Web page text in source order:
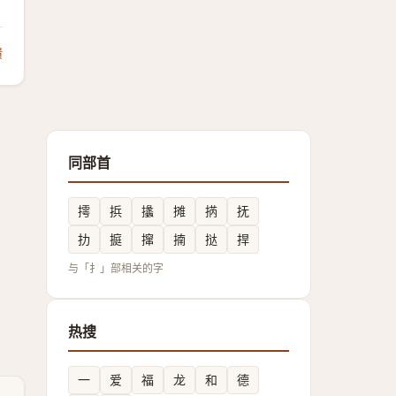
同部首
摴 捠 攭 摊 㨅
抚
扐
㨩 撺 揇 挞 捍
与「扌」部相关的字
热搜
一 爱 福 龙 和 德